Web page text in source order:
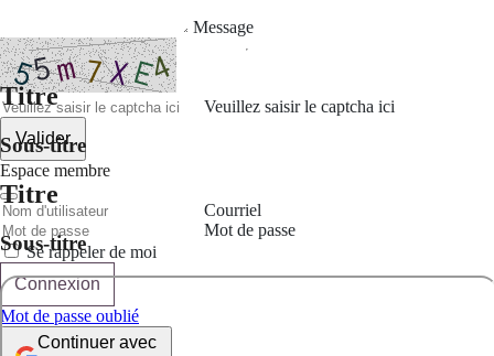
Titre
Sous-titre
Titre
Sous-titre
Message
Veuillez saisir le captcha ici
Valider
Espace membre
Courriel
Mot de passe
Se rappeler de moi
Connexion
Mot de passe oublié
Continuer avec